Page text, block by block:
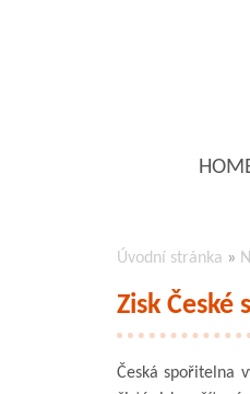
Úvodní stránka »
Zisk
Česká spořitelna